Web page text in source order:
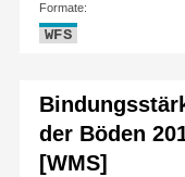
Formate:
WFS
der Böden
[WMS]